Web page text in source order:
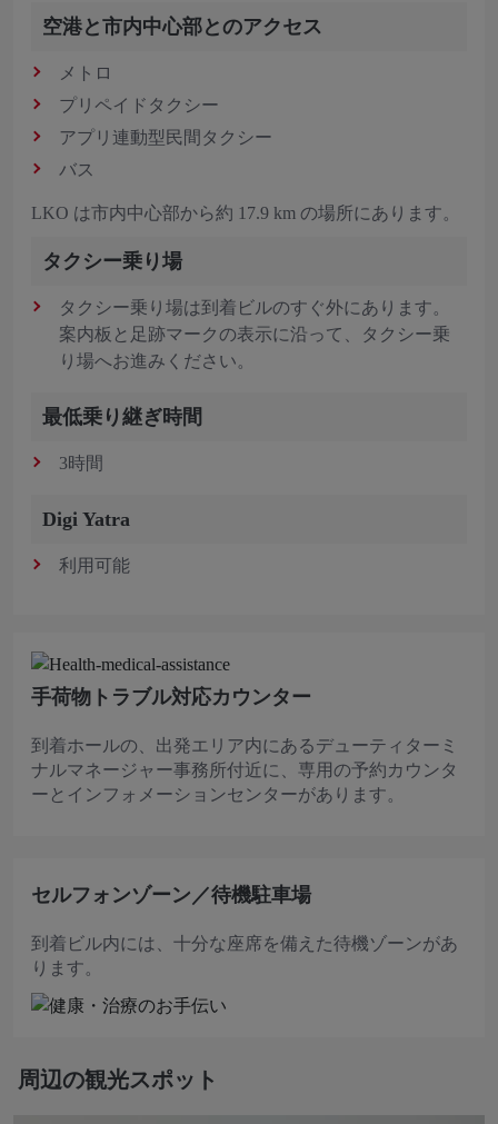
空港と市内中心部とのアクセス
メトロ
プリペイドタクシー
アプリ連動型民間タクシー
バス
LKO は市内中心部から約 17.9 km の場所にあります。
タクシー乗り場
タクシー乗り場は到着ビルのすぐ外にあります。
案内板と足跡マークの表示に沿って、タクシー乗
り場へお進みください。
最低乗り継ぎ時間
3時間
Digi Yatra
利用可能
手荷物トラブル対応カウンター
到着ホールの、出発エリア内にあるデューティターミ
ナルマネージャー事務所付近に、専用の予約カウンタ
ーとインフォメーションセンターがあります。
セルフォンゾーン／待機駐車場
到着ビル内には、十分な座席を備えた待機ゾーンがあ
ります。
周辺の観光スポット